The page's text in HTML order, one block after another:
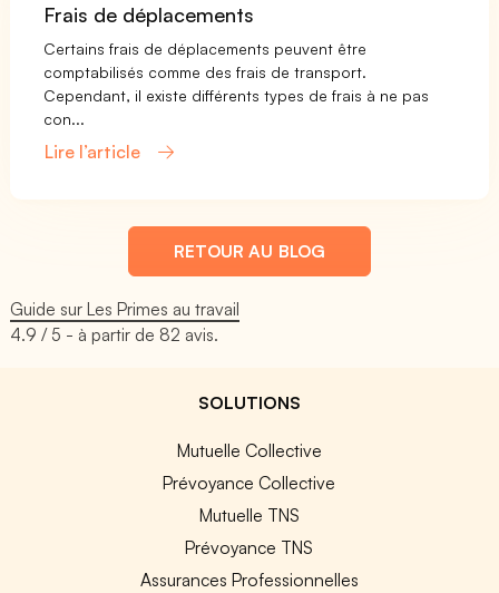
Frais de déplacements
Certains frais de déplacements peuvent être
comptabilisés comme des frais de transport.
Cependant, il existe différents types de frais à ne pas
con...
Lire l’article
RETOUR AU BLOG
Guide sur Les Primes au travail
4.9 / 5 - à partir de 82 avis.
SOLUTIONS
Mutuelle Collective
Prévoyance Collective
Mutuelle TNS
Prévoyance TNS
Assurances Professionnelles